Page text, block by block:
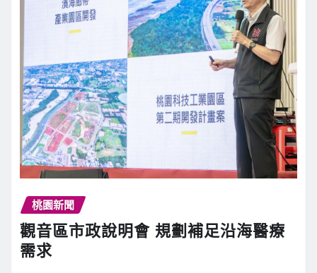
桃園新聞
觀音區市政說明會 規劃補足沿海醫療
需求